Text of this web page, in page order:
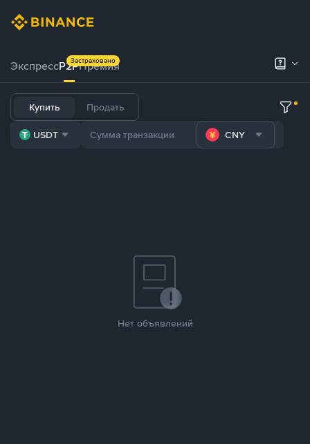
ЭкспрессP2PПремия
Застраховано
Купить Продать
USDT CNY
Нет объявлений